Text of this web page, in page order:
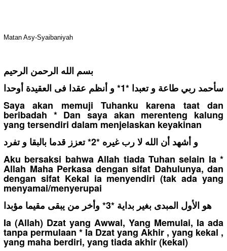
Matan Asy-Syaibaniyah
سأحمد ربي طاعة و تعبدا *1* و أنظم عقدا فى العقيدة أوحدا
Saya akan memuji Tuhanku karena taat dan
beribadah * Dan saya akan merenteng kalung
yang tersendiri dalam menjelaskan keyakinan
و أشهد أن الله لا رب غيره *2* تعزز قدما بالبقا و تفرد
Aku bersaksi bahwa Allah tiada Tuhan selain Ia *
Allah Maha Perkasa dengan sifat Dahulunya, dan
dengan sifat Kekal ia menyendiri (tak ada yang
menyamai/menyerupai
هو الأول المبدى بغير بداية *3* وأخر من يبقى مقيما مؤبدا
Ia (Allah) Dzat yang Awwal, Yang Memulai, Ia ada
tanpa permulaan * Ia Dzat yang Akhir , yang kekal ,
yang maha berdiri, yang tiada akhir (kekal)